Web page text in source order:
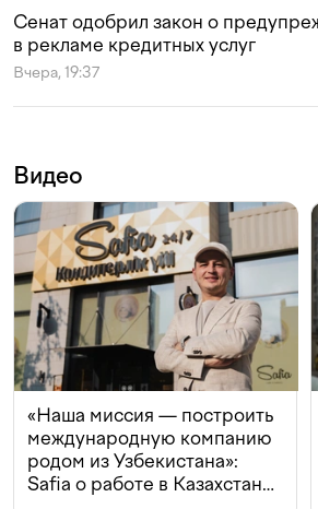
Сенат одобрил закон о
в рекламе кредитных услуг
Вчера, 19:37
Видео
«Наша миссия — построить
международную компанию
родом из Узбекистана»:
Safia о работе в Казахстане,